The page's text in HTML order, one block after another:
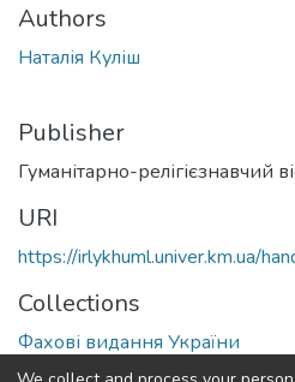
Authors
Наталія Куліш
Publisher
Гуманітарно-релігієзнавчий
URI
https://irlykhuml.univer.km.ua/
Collections
Фахові видання України